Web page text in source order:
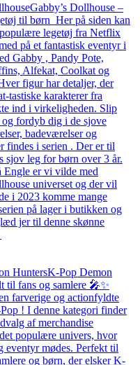
Gabby’s Dollhouse –
til børn Her på siden kan
legetøj fra Netflix
på et fantastisk eventyr i
Gabby , Pandy Pote,
Alfekat, Coolkat og
figur har detaljer, der
tastiske karakterer fra
ind i virkeligheden. Slip
og fordyb dig i de sjove
badeværelser og
findes i serien . Der er til
sjov leg for børn over 3 år.
Engle er vi vilde med
universet og der vil
i 2023 komme mange
på lager i butikken og
jer til denne skønne
HuntersK-Pop Demon
til fans og samlere 🎤✨
farverige og actionfyldte
! I denne kategori finder
af merchandise
populære univers, hvor
eventyr mødes. Perfekt til
og børn, der elsker K-